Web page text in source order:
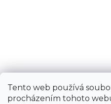
Tento web používá
procházením tohoto